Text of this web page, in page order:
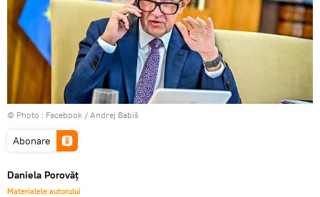
© Photo : Facebook / Andrej Babiš
Abonare
Daniela Porovăț
Materialele autorului